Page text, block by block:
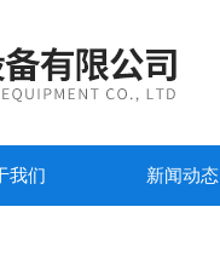
我们 新闻动态